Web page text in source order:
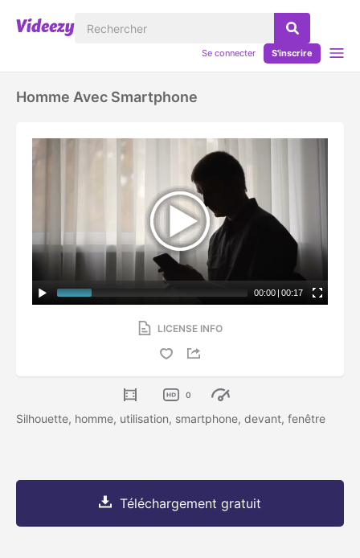
Se connecter S'inscrire
Homme Avec Smartphone
00:00 | 00:17
LICENSE INFO
0
Silhouette, homme, utilisation, smartphone, devant, fenêtre
Téléchargement gratuit